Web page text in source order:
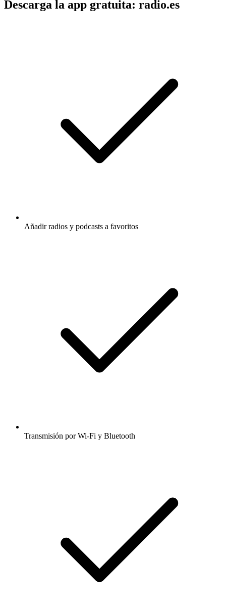
Descarga la app gratuita: radio.es
Añadir radios y podcasts a favoritos
Transmisión por Wi-Fi y Bluetooth